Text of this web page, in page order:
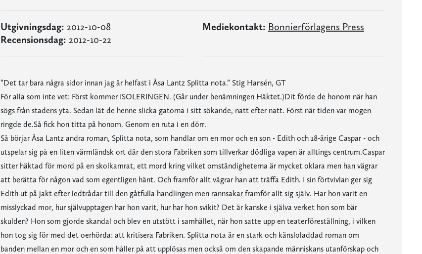
Utgivningsdag: 2012-10-08
Recensionsdag: 2012-10-22
Mediekontakt: Bonnierförlagens Press
”Det tar bara några sidor innan jag är helfast i Åsa Lantz Splitta nota.” Stig Hansén, GT
För alla som inte vet: Först kommer ISOLERINGEN. (Går under benämningen Häktet.)Dit förde de honom när han
sögs från stadens yta. Sedan lät de henne slicka gatorna i sitt sökande, natt efter natt. Först när tiden var mogen
ringde de.Så fick hon titta på honom. Genom en ruta i en dörr.
Så börjar Åsa Lantz andra roman, Splitta nota, som handlar om en mor och en son - Edith och 18-årige Caspar - och
utspelar sig på en liten värmländsk ort där den stora Fabriken som tillverkar dödliga vapen är alltings centrum.Caspar
sitter häktad för mord på en skolkamrat, ett mord kring vilket omständigheterna är mycket oklara men han vägrar
att berätta för någon vad som egentligen hänt. Och framför allt vägrar han att träffa Edith. I sin förtvivlan ger sig
Edith ut på jakt efter ledtrådar till den gåtfulla handlingen men rannsakar framför allt sig själv. Har hon varit en
misslyckad mor, hur självupptagen har hon varit, hur har hon svikit? Det är kanske i själva verket hon som bär
skulden? Hon som gjorde skandal och blev en utstött i samhället, när hon satte upp en teaterföreställning, i vilken
hon tog sig för med det oerhörda: att kritisera Fabriken. Splitta nota är en stark och känsloladdad roman om
banden mellan en mor och en som håller på att upplösas men också om den skapande människans utanförskap och